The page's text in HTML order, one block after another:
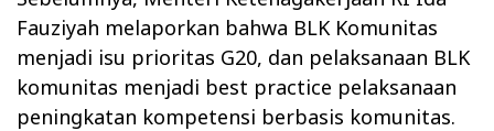
Fauziyah melaporkan bahwa BLK Komunitas
menjadi isu prioritas G20, dan pelaksanaan BLK
komunitas menjadi best practice pelaksanaan
peningkatan kompetensi berbasis komunitas.